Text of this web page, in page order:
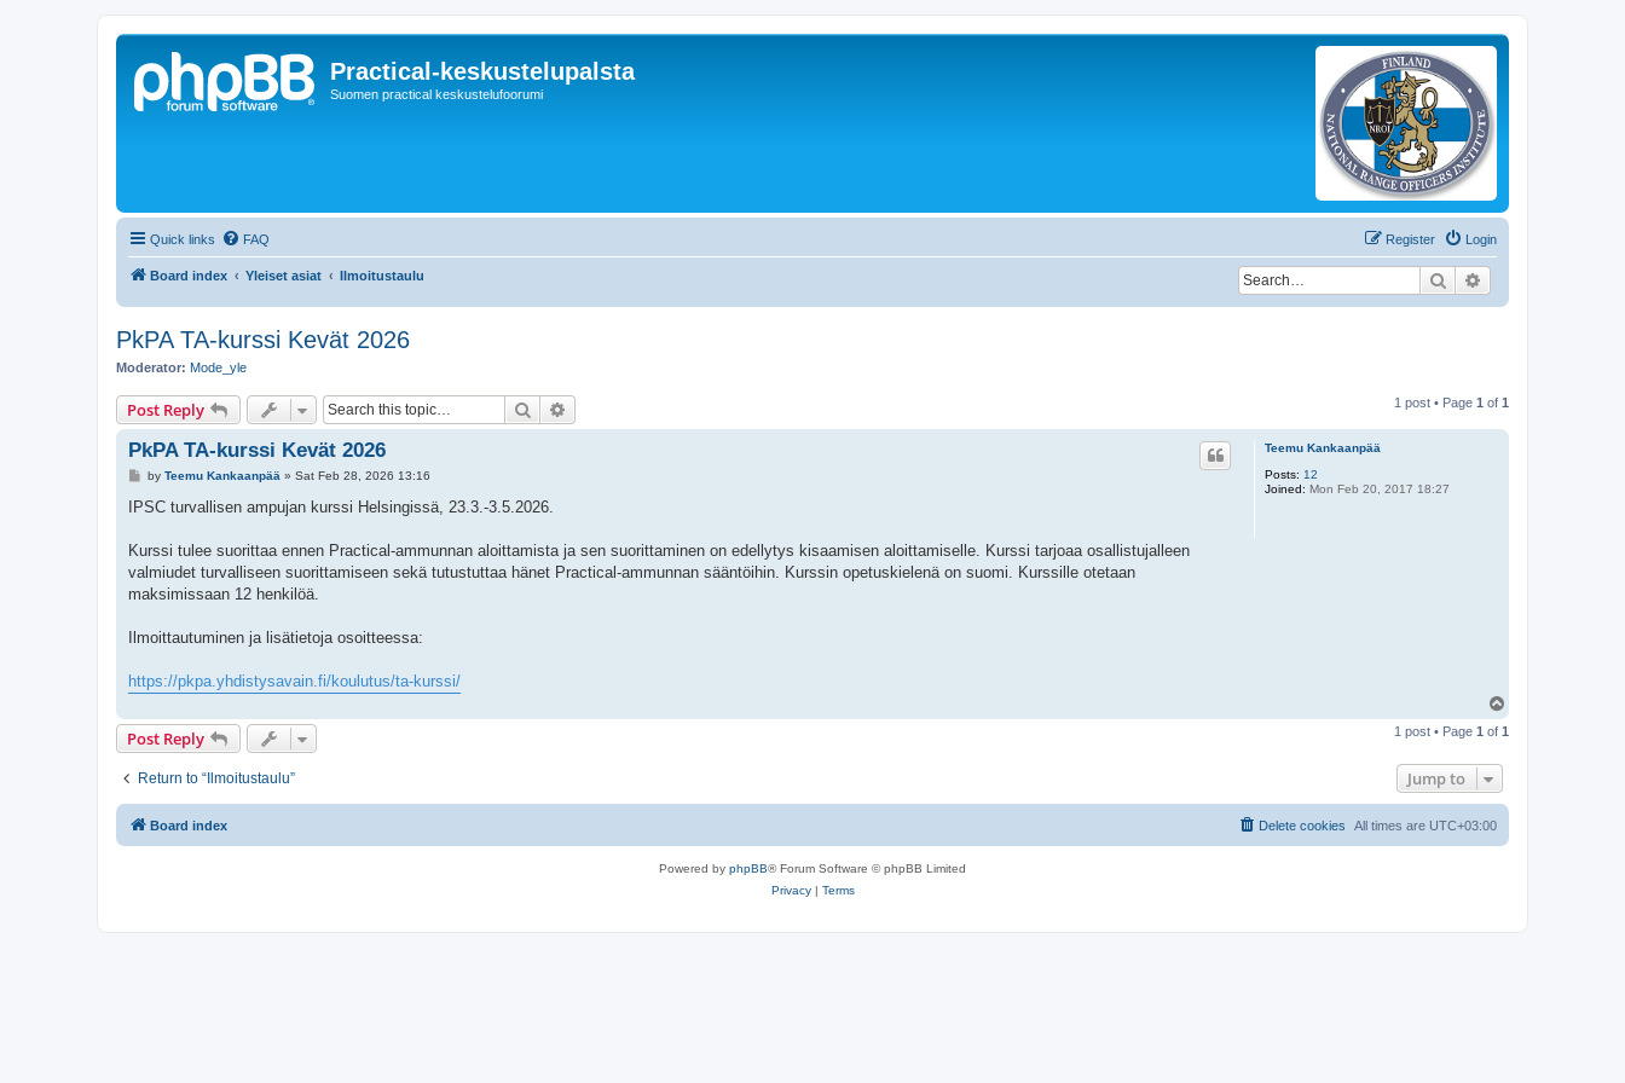
Practical-keskustelupalsta
Suomen practical keskustelufoorumi
Quick links FAQ Login
Register
Board index Yleiset asiat Ilmoitustaulu Search
PkPA TA-kurssi Kevät 2026
Moderator: Mode_yle
Post Reply Search 1 post • Page 1 of 1
Teemu Kankaanpää
Posts: 12
Joined: Mon Feb 20, 2017 18:27
PkPA TA-kurssi Kevät 2026
P
s
by Teemu Kankaanpää » Sat Feb 28, 2026 13:16
IPSC turvallisen ampujan kurssi Helsingissä, 23.3.-3.5.2026.
Kurssi tulee suorittaa ennen Practical-ammunnan aloittamista ja sen suorittaminen on edellytys kisaamisen aloittamiselle. Kurssi tarjoaa osallistujalleen
valmiudet turvalliseen suorittamiseen sekä tutustuttaa hänet Practical-ammunnan sääntöihin. Kurssin opetuskielenä on suomi. Kurssille otetaan
maksimissaan 12 henkilöä.
Ilmoittautuminen ja lisätietoja osoitteessa:
https://pkpa.yhdistysavain.fi/koulutus/ta-kurssi/
p
Post Reply 1 post • Page 1 of 1
Return to “Ilmoitustaulu” Jump to
Board index All times are UTC+03:00
Delete cookies
Powered by phpBB® Forum Software © phpBB Limited
Privacy| Terms